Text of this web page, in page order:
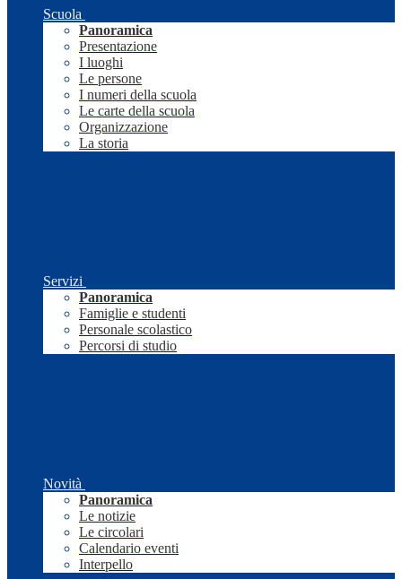
Scuola
Panoramica
Presentazione
I luoghi
Le persone
I numeri della scuola
Le carte della scuola
Organizzazione
La storia
Servizi
Panoramica
Famiglie e studenti
Personale scolastico
Percorsi di studio
Novità
Panoramica
Le notizie
Le circolari
Calendario eventi
Interpello